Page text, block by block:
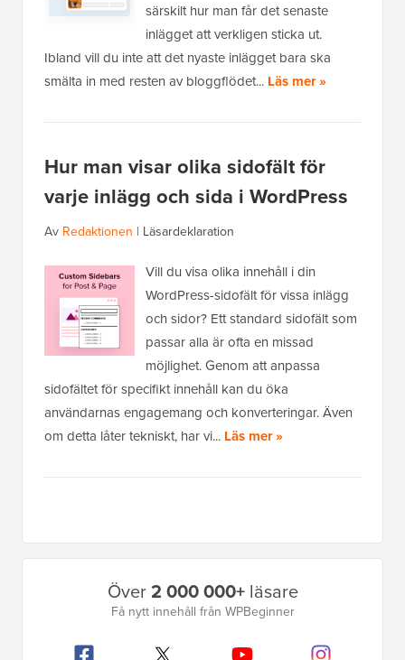
särskilt hur man får det senaste
inlägget att verkligen sticka ut.
Ibland vill du inte att det nyaste inlägget bara ska
smälta in med resten av bloggflödet... Läs mer »
Hur man visar olika sidofält för
varje inlägg och sida i WordPress
Av Redaktionen | Läsardeklaration
Vill du visa olika innehåll i din
WordPress-sidofält för vissa inlägg
och sidor? Ett standard sidofält som
passar alla är ofta en missad
möjlighet. Genom att anpassa
sidofältet för specifikt innehåll kan du öka
användarnas engagemang och konverteringar. Även
om detta låter tekniskt, har vi... Läs mer »
Över2 000 000+läsare
Få nytt innehåll från WPBeginner